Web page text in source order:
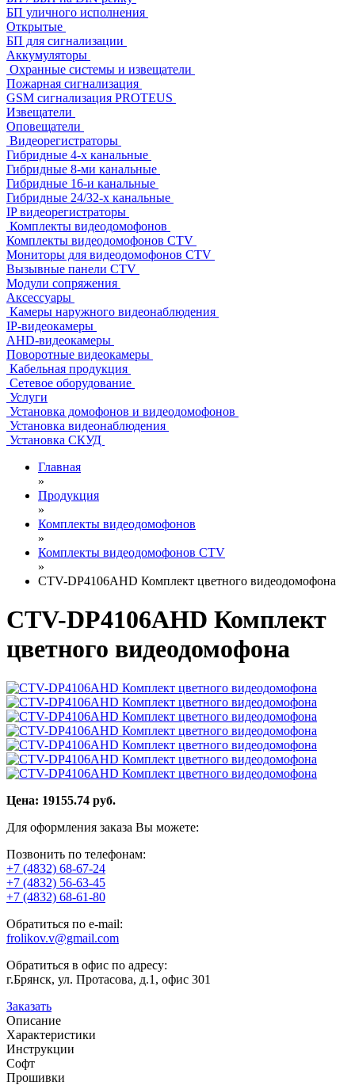
БП уличного исполнения
Открытые
БП для сигнализации
Аккумуляторы
Охранные системы и извещатели
Пожарная сигнализация
GSM сигнализация PROTEUS
Извещатели
Оповещатели
Видеорегистраторы
Гибридные 4-х канальные
Гибридные 8-ми канальные
Гибридные 16-и канальные
Гибридные 24/32-х канальные
IP видеорегистраторы
Комплекты видеодомофонов
Комплекты видеодомофонов CTV
Мониторы для видеодомофонов CTV
Вызывные панели CTV
Модули сопряжения
Аксессуары
Камеры наружного видеонаблюдения
IP-видеокамеры
AHD-видеокамеры
Поворотные видеокамеры
Кабельная продукция
Сетевое оборудование
Услуги
Установка домофонов и видеодомофонов
Установка видеонаблюдения
Установка СКУД
Главная
»
Продукция
»
Комплекты видеодомофонов
»
Комплекты видеодомофонов CTV
»
CTV-DP4106AHD Комплект цветного видеодомофона
CTV-DP4106AHD Комплект
цветного видеодомофона
Цена: 19155.74 руб.
Для оформления заказа Вы можете:
Позвонить по телефонам:
+7 (4832) 68-67-24
+7 (4832) 56-63-45
+7 (4832) 68-61-80
Обратиться по e-mail:
frolikov.v@gmail.com
Обратиться в офис по адресу:
г.Брянск, ул. Протасова, д.1, офис 301
Заказать
Описание
Характеристики
Инструкции
Софт
Прошивки